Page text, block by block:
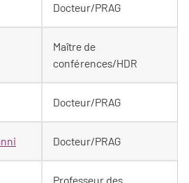
Docteur/PRAG
Maître de
conférences/HDR
Docteur/PRAG
Docteur/PRAG
Professeur des